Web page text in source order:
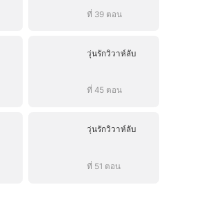
ที่ 39 ตอน
วุ่นรักวิวาห์ลับ
ที่ 45 ตอน
วุ่นรักวิวาห์ลับ
ที่ 51 ตอน